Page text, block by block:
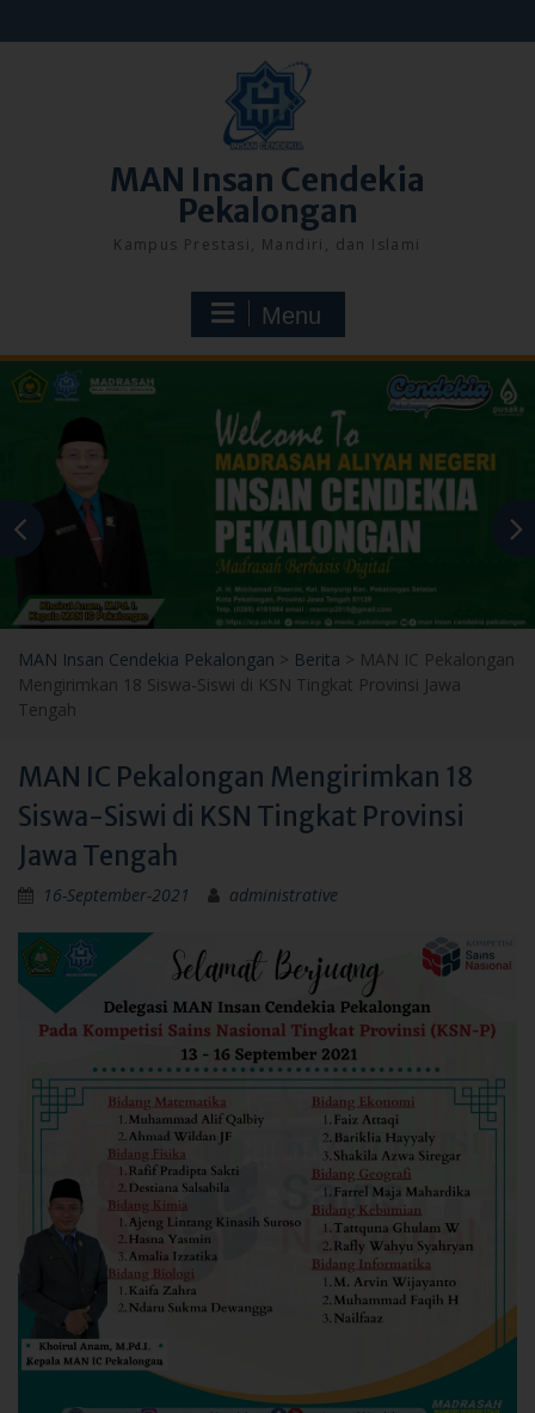
to
MAN Insan Cendekia
Pekalongan
Kampus Prestasi, Mandiri, dan Islami
Menu
MAN Insan Cendekia Pekalongan > Berita > MAN IC Pekalongan
Mengirimkan 18 Siswa-Siswi di KSN Tingkat Provinsi Jawa
Tengah
MAN IC Pekalongan Mengirimkan 18
Siswa-Siswi di KSN Tingkat Provinsi
Jawa Tengah
16-September-2021 administrative